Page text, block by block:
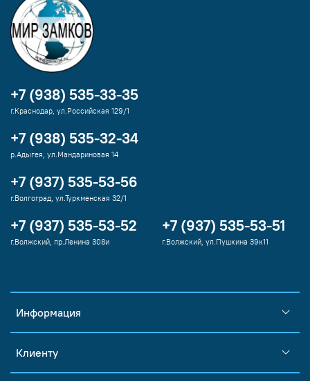
Информация
Клиенту
+7 (938) 535-33-35
г.Краснодар, ул.Российская 129/1
+7 (938) 535-32-34
р.Адыгея, ул.Мандариновая 14
+7 (937) 535-53-56
г.Волгоград, ул.Туркменская 32/1
+7 (937) 535-53-52
г.Волжский, пр.Ленина 308и
+7 (937) 535-53-51
г.Волжский, ул.Пушкина 39к11